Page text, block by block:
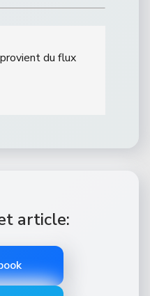
du flux
article: